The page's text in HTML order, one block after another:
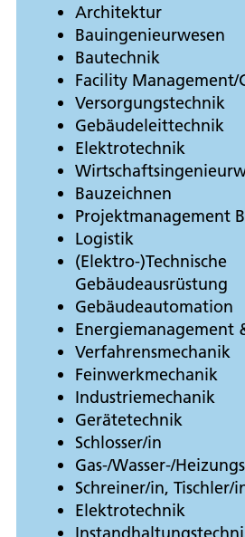
Architektur
Bauingenieurwesen
Bautechnik
Facility
Versorgungstechnik
Gebäudeleittechnik
Elektrotechnik
Bauzeichnen
Projektmanagement
Logistik
(Elektro-)Technische
Gebäudeausrüstung
Gebäudeautomation
Energiemanagement
Verfahrensmechanik
Feinwerkmechanik
Industriemechanik
Gerätetechnik
Schlosser/in
Gas-/Wasser-/
Schreiner/in, Tischler/
Elektrotechnik